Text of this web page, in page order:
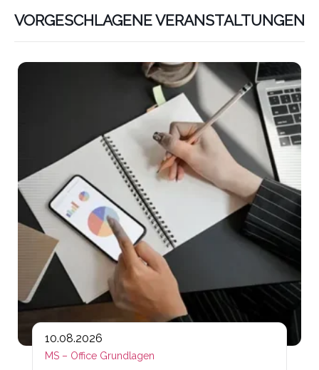
VORGESCHLAGENE VERANSTALTUNGEN
10.08.2026
MS – Office Grundlagen